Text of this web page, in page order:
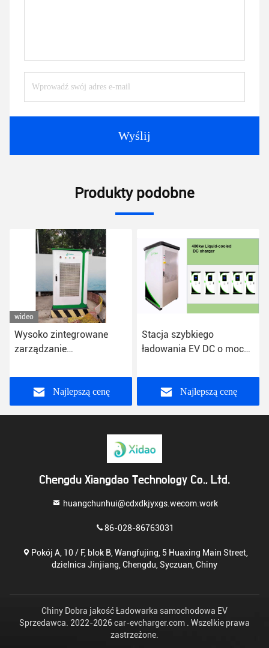
Wyślij
Produkty podobne
Stacja szybkiego
ładowania EV DC o mocy
z 7-calowym kolorowym
ekranem dotykowym
CCS2 EV Charger
Najlepszą cenę
Stacja samochodowa do
chłodzenia cieczą 200-
z 7-calowym ekranem
dotykowym DIN70121
Najlepszą cenę
Chengdu Xiangdao Technology Co., Ltd.
huangchunhui@cdxdkjyxgs.wecom.work
86-028-86763031
Pokój A, 10 / F, blok B, Wangfujing, 5 Huaxing Main Street,
dzielnica Jinjiang, Chengdu, Syczuan, Chiny
Chiny Dobra jakość Ładowarka samochodowa EV
Sprzedawca. 2022-2026 car-evcharger.com . Wszelkie prawa
zastrzeżone.